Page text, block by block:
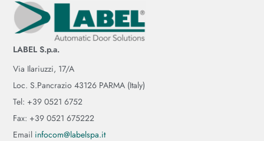
LABEL S.p.a.
Via Ilariuzzi, 17/A
Loc. S.Pancrazio 43126 PARMA (Italy)
Tel: +39 0521 6752
Fax: +39 0521 675222
Email infocom@labelspa.it